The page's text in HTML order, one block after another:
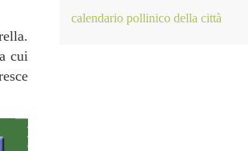
cui
calendario pollinico della città